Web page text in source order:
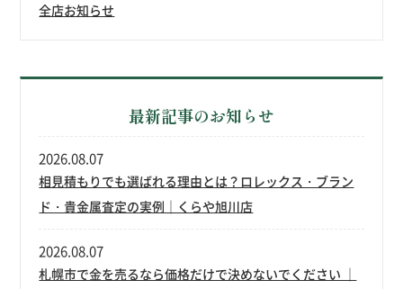
全店お知らせ
最新記事のお知らせ
相見積もりでも選ばれる理由とは？ロレックス・ブラン
ド・貴金属査定の実例｜くらや旭川店
2026.08.07
札幌市で金を売るなら価格だけで決めないでください ｜
2026.08.07